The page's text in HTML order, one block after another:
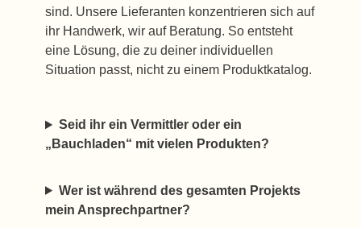
sind. Unsere Lieferanten konzentrieren sich auf
ihr Handwerk, wir auf Beratung. So entsteht
eine Lösung, die zu deiner individuellen
Situation passt, nicht zu einem Produktkatalog.
Seid ihr ein Vermittler oder ein
„Bauchladen“ mit vielen Produkten?
Wer ist während des gesamten Projekts
mein Ansprechpartner?